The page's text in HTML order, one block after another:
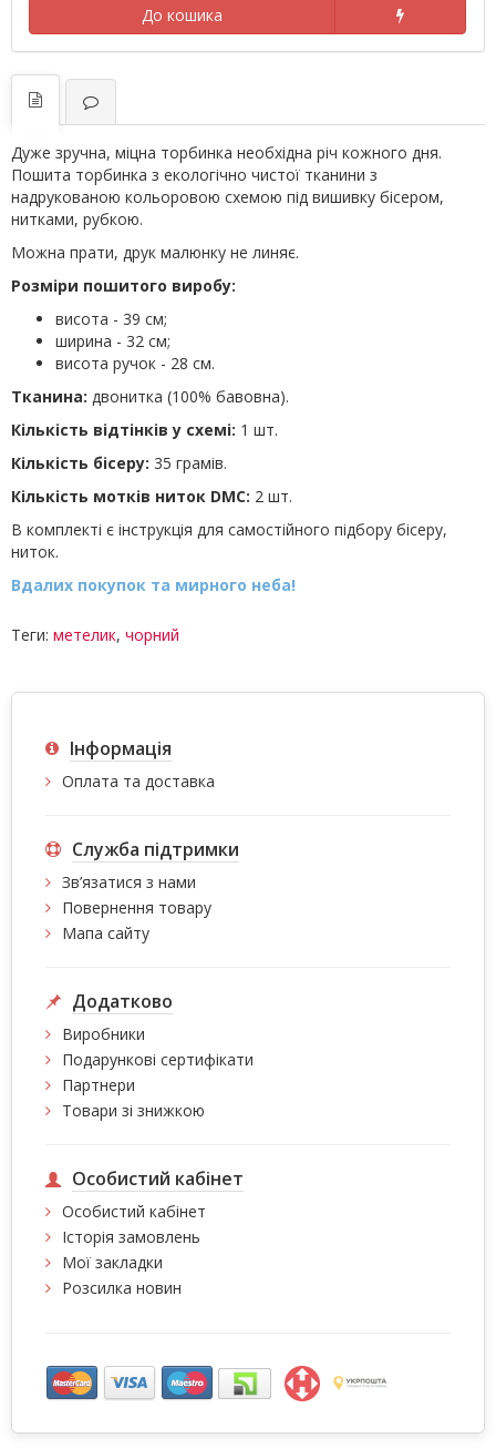
До кошика
Дуже зручна, міцна торбинка необхідна річ кожного дня.
Пошита торбинка з екологічно чистої тканини з
надрукованою кольоровою схемою під вишивку бісером,
нитками, рубкою.
Можна прати, друк малюнку не линяє.
Розміри пошитого виробу:
висота - 39 см;
ширина - 32 см;
висота ручок - 28 см.
Тканина: двонитка (100% бавовна).
Кількість відтінків у схемі: 1 шт.
Кількість бісеру: 35 грамів.
Кількість мотків ниток DMC: 2 шт.
В комплекті є інструкція для самостійного підбору бісеру,
ниток.
Вдалих покупок та мирного неба!
Теги: метелик, чорний
Інформація
Оплата та доставка
Служба підтримки
Зв’язатися з нами
Повернення товару
Мапа сайту
Додатково
Виробники
Подарункові сертифікати
Партнери
Товари зі знижкою
Особистий кабінет
Особистий кабінет
Історія замовлень
Мої закладки
Розсилка новин